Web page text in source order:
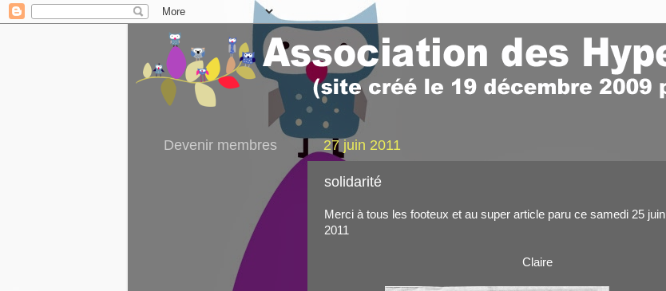
27 juin 2011
solidarité
Merci à tous les footeux et au super article paru ce samedi 25 juin
2011
Claire
Devenir membres